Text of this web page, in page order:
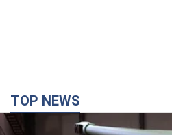
TOP NEWS